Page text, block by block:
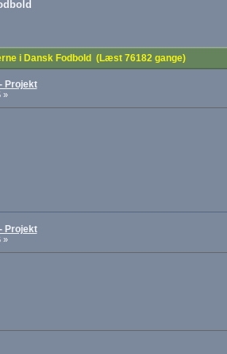
i Dansk Fodbold (Læst 76182 gange)
Projekt
»
Projekt
»